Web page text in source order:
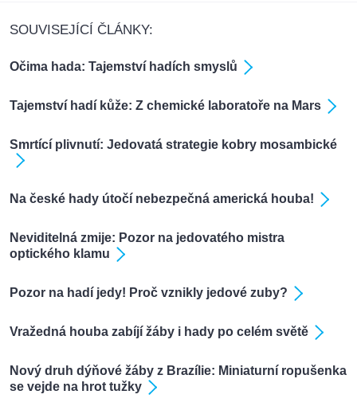
SOUVISEJÍCÍ ČLÁNKY:
Očima hada: Tajemství hadích smyslů
Tajemství hadí kůže: Z chemické laboratoře na Mars
Smrtící plivnutí: Jedovatá strategie kobry mosambické
Na české hady útočí nebezpečná americká houba!
Neviditelná zmije: Pozor na jedovatého mistra
optického klamu
Pozor na hadí jedy! Proč vznikly jedové zuby?
Vražedná houba zabíjí žáby i hady po celém světě
Nový druh dýňové žáby z Brazílie: Miniaturní ropušenka
se vejde na hrot tužky